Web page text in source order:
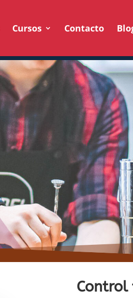
Cursos Contacto